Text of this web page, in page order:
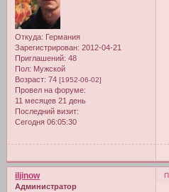
Откуда: Германия
Зарегистрирован: 2012-04-21
Приглашений: 48
Пол: Мужской
Возраст: 74[1952-06-02]
Провел на форуме:
11 месяцев 21 день
Последний визит:
Сегодня 06:05:30
iljinow
Администратор